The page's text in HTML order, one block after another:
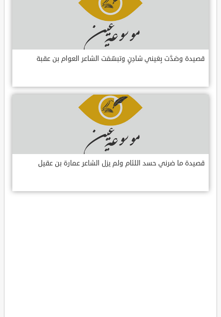
قصيدة وصَدَّت بِعَيني شادِنٍ وتبسّمَت الشاعر العوام بن عقبة
قصيدة ما ضرني حسد اللئام ولم يزل الشاعر عمارة بن عقيل